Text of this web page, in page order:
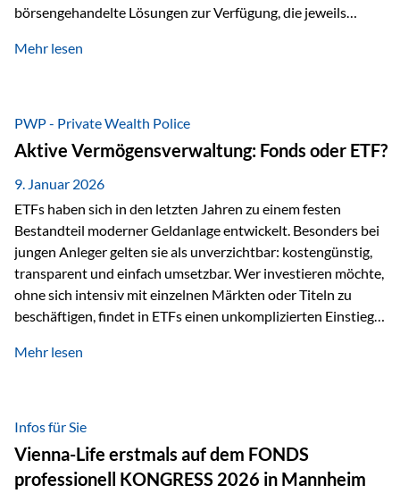
börsengehandelte Lösungen zur Verfügung, die jeweils
dabei nicht auf einzelnen Marktmeinungen, sondern auf
Inflationsrobustheit und Stabilisierung – eingebettet in eine
liechtensteinische Versicherungsstruktur. Die
Sicherheitsarchitektur: Liechtenstein als Strukturprinzip Die
Private Wealth Police positioniert sich mit einer dreistufigen
Sicherheitsarchitektur, die auf mehreren Ebenen ansetzt:
Stufe 1: Versicherer-Ebene • Versicherung mit…
Mehr lesen
PWP - Private Wealth Police
Aktive Vermögensverwaltung: Fonds oder ETF?
9. Januar 2026
ETFs haben sich in den letzten Jahren zu einem festen
Bestandteil moderner Geldanlage entwickelt. Besonders bei
jungen Anleger gelten sie als unverzichtbar: kostengünstig,
transparent und einfach umsetzbar. Wer investieren möchte,
ohne sich intensiv mit einzelnen Märkten oder Titeln zu
beschäftigen, findet in ETFs einen unkomplizierten Einstieg
werden häufig kritisch betrachtet. Sie gelten als teurer,
Beide Ansätze haben ihre Berechtigung und ihre Stärken
entfalten sie oft gerade in Kombination. ETFs: Effizient, breit
gestreut und klar strukturiert…
Mehr lesen
Infos für Sie
Vienna-Life erstmals auf dem FONDS
professionell KONGRESS 2026 in Mannheim